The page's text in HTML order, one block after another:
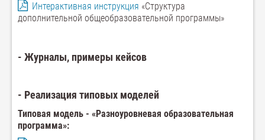
Интерактивная инструкция «Структура
дополнительной общеобразовательной программы»
- Журналы, примеры кейсов
- Реализация типовых моделей
Типовая модель - «Разноуровневая образовательная
программа»: